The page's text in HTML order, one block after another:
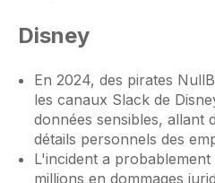
Disney
En 2024, des pirates
les canaux Slack de
données sensibles, allant
détails personnels des
L'incident a
millions en dommages